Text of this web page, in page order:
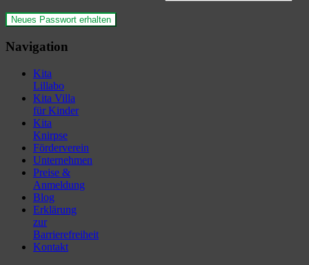
Navigation
Kita
Lillabo
Kita Villa
für Kinder
Kita
Knirpse
Förderverein
Unternehmen
Preise &
Anmeldung
Blog
Erklärung
zur
Barrierefreiheit
Kontakt